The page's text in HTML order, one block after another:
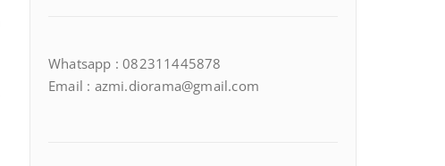
Whatsapp : 082311445878
Email : azmi.diorama@gmail.com